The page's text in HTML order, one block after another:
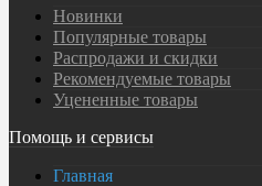
Новинки
Популярные товары
Распродажи и скидки
Рекомендуемые товары
Уцененные товары
Помощь и сервисы
Главная